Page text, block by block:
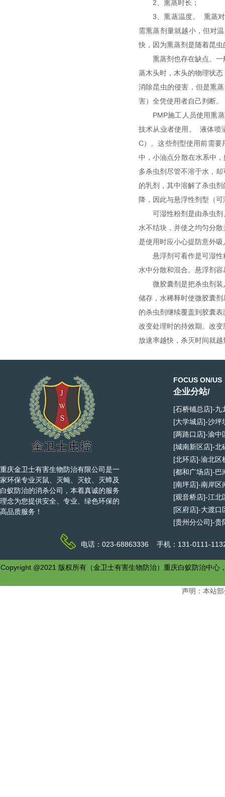
2、熏蒸时长；
3、熏蒸温度。 熏蒸
需熏蒸剂量就越小，但对
快，因为熏蒸剂是随着昆
熏蒸剂也存在缺点。
蒸木头时，木头的物理状
消除昆虫的侵害，但是熏
害）全凭使用者自己判断
PMP施工人员使用熏
技术从业者使用。 液体喷
C）。这些剂型使用前需
中，小油点分散在水系中
多杀虫剂尽管不溶于水，
的乳剂，其中溶解了杀虫
降，因此与悬浮性剂型（
可湿性粉剂是由杀虫
水不结块，并使之均匀分
是使用时应小心提防意外
悬浮剂可看作是可湿
水中分散和混合。悬浮剂
微胶囊剂是把杀虫剂
储存，水稀释时使微胶囊
的杀虫剂继续覆盖到胶囊
改变处理时的持效期。改
放速率越快，杀灭时间就
重庆金卫士有害生物防治有限公司是一
家环保专业灭鼠、灭蝇、灭蚊、灭蟑及
白蚁防治的消杀公司，本着真诚的服务
理念为您提供安全、专业、绿色环保的
高品质服务！
FOCUS ON/US
企业分站/
[石桥铺总店]-九
[大学城店]-沙坪
[两路口店]-渝中
[城南新区店]-北
[北环店]-渝北区
[都和广场店]-巴
[南坪店]-南岸区
[观音桥店]-江北
[区府店]-大渡口
[贵州分公司]-贵
电话：023-68863336 手机：131-0111-
Copyright @2021 版权所有（金卫士有害生物防治）重庆白蚁防治中
声明：本站